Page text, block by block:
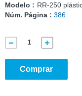
Modelo : RR-250
Núm. Página : 386
Comprar